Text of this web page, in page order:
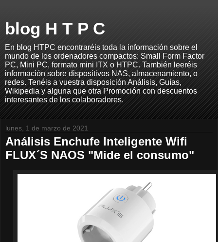
blog H T P C
En blog HTPC encontraréis toda la información sobre el
mundo de los ordenadores compactos: Small Form Factor
PC, Mini PC, formato mini ITX o HTPC. También leeréis
información sobre dispositivos NAS, almacenamiento, o
redes. Tenéis a vuestra disposición Análisis, Guías,
Wikipedia y alguna que otra Promoción con descuentos
interesantes de los colaboradores.
lunes, 1 de marzo de 2021
Análisis Enchufe Inteligente Wifi
FLUX´S NAOS "Mide el consumo"